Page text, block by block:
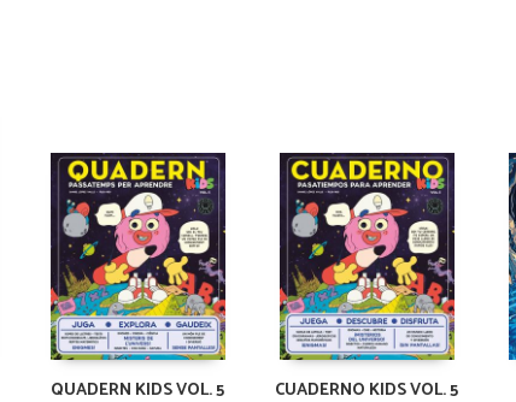
QUADERN KIDS VOL. 5 CUADERNO KIDS VOL. 5